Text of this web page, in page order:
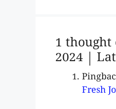
1 thought
2024 |
Fresh